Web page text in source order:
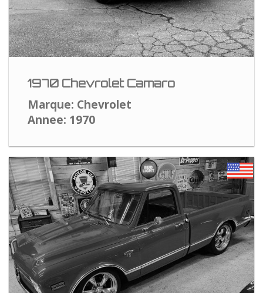
1970 Chevrolet Camaro
Marque: Chevrolet
Annee: 1970